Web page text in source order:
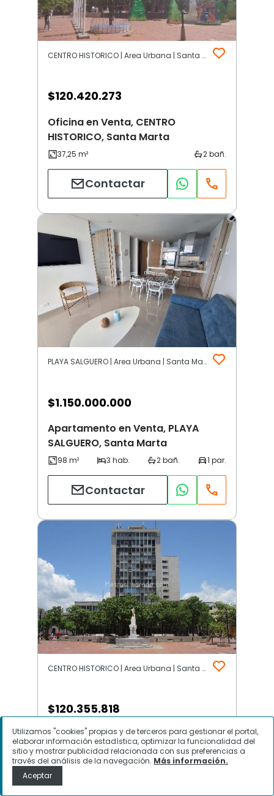
CENTRO HISTORICO | Area Urbana | Santa Marta
$120.420.273
Oficina en Venta, CENTRO
HISTORICO, Santa Marta
Contactar
PLAYA SALGUERO | Area Urbana | Santa Marta
$1.150.000.000
Apartamento en Venta, PLAYA
SALGUERO, Santa Marta
Contactar
CENTRO HISTORICO | Area Urbana | Santa Marta
$120.355.818
Oficina en Venta, CENTRO
HISTORICO, Santa Marta
Utilizamos "cookies" propias y de terceros para gestionar el portal,
elaborar información estadística, optimizar la funcionalidad del
sitio y mostrar publicidad relacionada con sus preferencias a
través del análisis de la navegación. Más información.
Aceptar